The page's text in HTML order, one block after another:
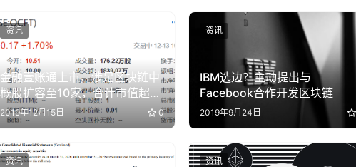
金融壹账通上市，涉足区块链中
概股扩容至10家，合计市值超
6800亿
2019年12月15日 0
资讯
IBM选边？主动提出与
Facebook合作开发区块链
2019年9月24日
资讯
资讯 资讯